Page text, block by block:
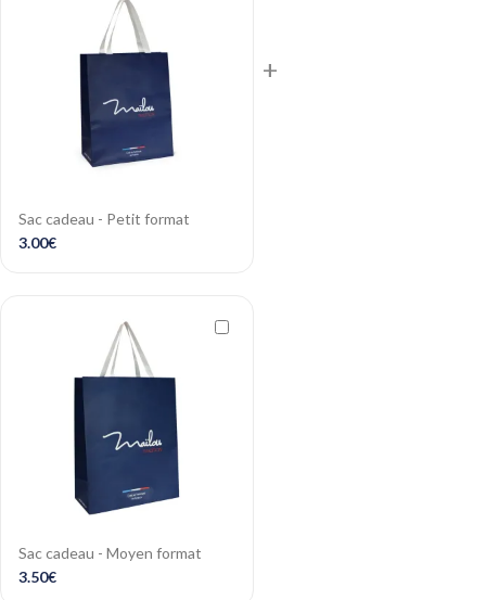
Sac cadeau - Petit format
3.00€
+
Sac cadeau - Moyen format
3.50€